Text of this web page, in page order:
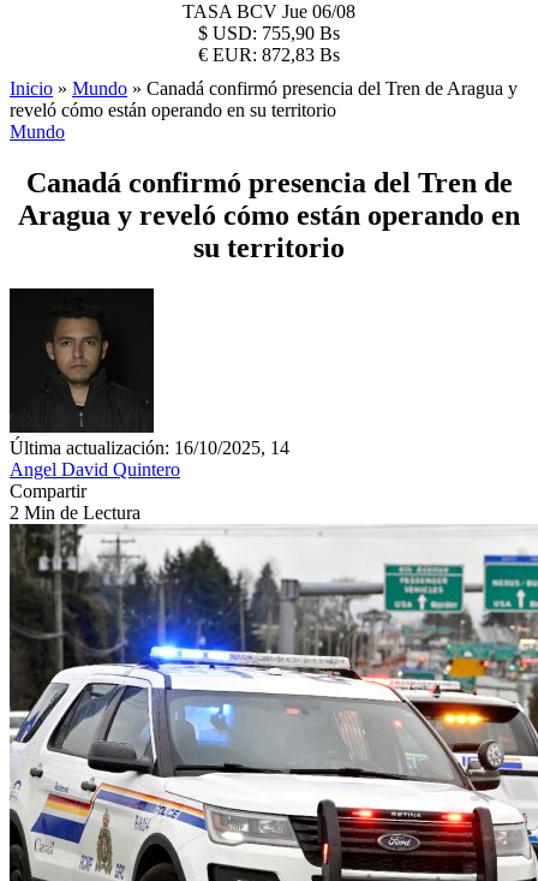
TASA BCV Jue 06/08
$ USD: 755,90 Bs
€ EUR: 872,83 Bs
Inicio » Mundo » Canadá confirmó presencia del Tren de Aragua y
reveló cómo están operando en su territorio
Mundo
Canadá confirmó presencia del Tren de
Aragua y reveló cómo están operando en
su territorio
Última actualización: 16/10/2025, 14
Angel David Quintero
Compartir
2 Min de Lectura